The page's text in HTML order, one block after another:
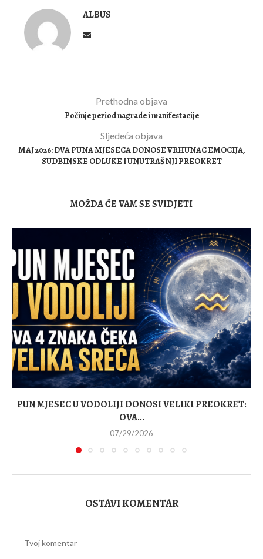
ALBUS
Prethodna objava
Počinje period nagrade i manifestacije
Sljedeća objava
MAJ 2026: DVA PUNA MJESECA DONOSE VRHUNAC EMOCIJA,
SUDBINSKE ODLUKE I UNUTRAŠNJI PREOKRET
MOŽDA ĆE VAM SE SVIDJETI
PUN MJESEC U VODOLIJI DONOSI VELIKI PREOKRET:
OVA...
07/29/2026
OSTAVI KOMENTAR